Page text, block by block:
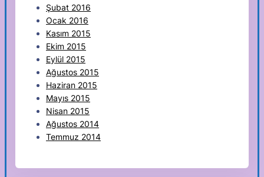
Şubat 2016
Ocak 2016
Kasım 2015
Ekim 2015
Eylül 2015
Ağustos 2015
Haziran 2015
Mayıs 2015
Nisan 2015
Ağustos 2014
Temmuz 2014